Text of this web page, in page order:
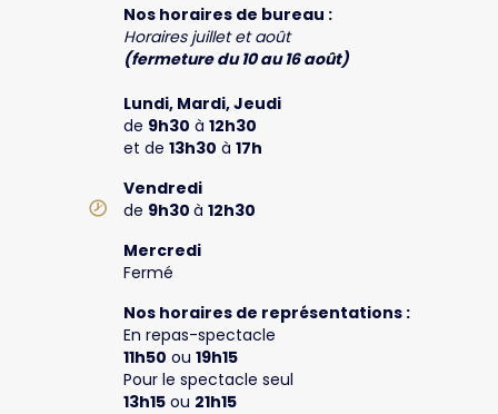
Nos horaires de bureau :
Horaires juillet et août
(fermeture du 10 au 16 août)
Lundi, Mardi, Jeudi
de 9h30 à 12h30
et de 13h30 à 17h
Vendredi
de 9h30 à 12h30
Mercredi
Fermé
Nos horaires de représentations :
En repas-spectacle
11h50 ou 19h15
Pour le spectacle seul
13h15ou 21h15